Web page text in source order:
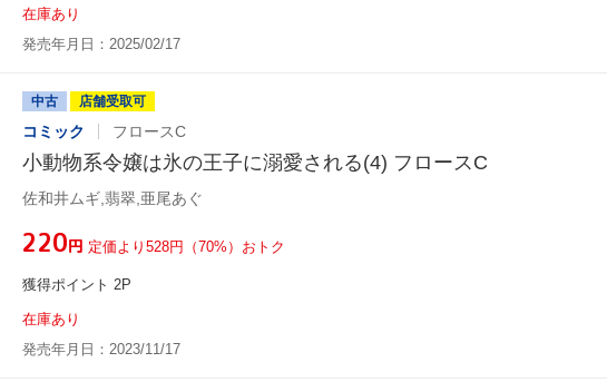
在庫あり
発売年月日：2025/02/17
中古 店舗受取可
コミック フロースC
小動物系令嬢は氷の王子に溺愛される(4) フロースC
佐和井ムギ,翡翠,亜尾あぐ
¥220円 定価より528円（70%）おトク
獲得ポイント 2P
在庫あり
発売年月日：2023/11/17